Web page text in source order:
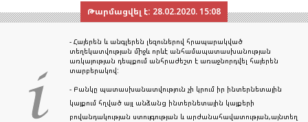
Թարմացվել է: 28.02.2020. 15:08
- Հայերեն և անգլերեն լեզուներով հրապարակված
տեղեկատվության միջև որևէ անհամապատասխանության
առկայության դեպքում անհրաժեշտ է առաջնորդվել հայերեն
տարբերակով:
- Բանկը պատասխանատվություն չի կրում իր ինտերնետային
կայքում հղված այլ անձանց ինտերնետային կայքերի
բովանդակության ստույգության և արժանահավատության,այնտեղ